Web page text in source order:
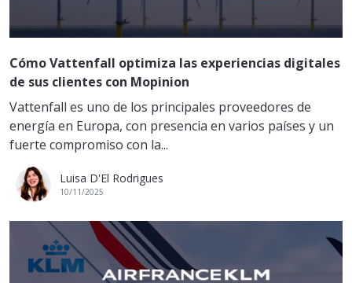
Cómo Vattenfall optimiza las experiencias digitales
de sus clientes con Mopinion
Vattenfall es uno de los principales proveedores de
energía en Europa, con presencia en varios países y un
fuerte compromiso con la...
Luisa D'El Rodrigues
10/11/2025